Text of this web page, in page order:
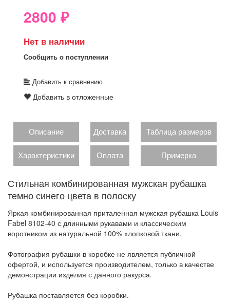
2800 ₽
Нет в наличии
Сообщить о поступлении
Добавить к сравнению
Добавить в отложенные
Описание Доставка Таблица размеров
Характеристики Оплата Примерка
Стильная комбинированная мужская рубашка
темно синего цвета в полоску
Яркая комбинированная приталенная мужская рубашка Louis
Fabel 8102-40 с длинными рукавами и классическим
воротником из натуральной 100% хлопковой ткани.
Фотография рубашки в коробке не является публичной
офертой, и используется производителем, только в качестве
демонстрации изделия с данного ракурса.
Рубашка поставляется без коробки.